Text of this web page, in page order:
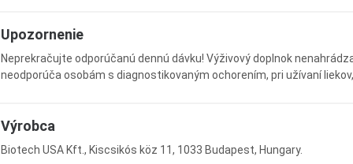
Upozornenie
Neprekračujte odporúčanú dennú dávku! Výživový doplnok
neodporúča osobám s diagnostikovaným ochorením, pri užívaní
Výrobca
Biotech USA Kft., Kiscsikós köz 11, 1033 Budapest, Hungary.